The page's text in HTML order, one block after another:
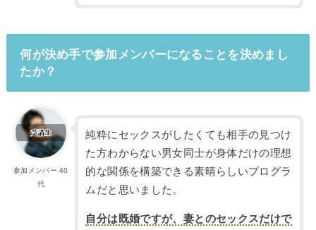
何が決め手で参加メンバーになることを決めまし
たか？
参加メンバー 40
代
純粋にセックスがしたくても相手の見つけ
た方わからない男女同士が身体だけの理想
的な関係を構築できる素晴らしいプログラ
ムだと思いました。
自分は既婚ですが、妻とのセックスだけで